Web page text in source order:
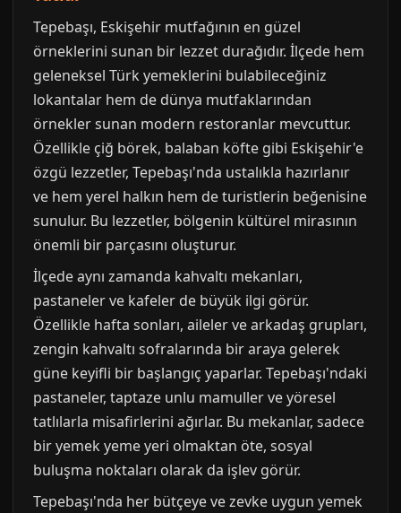
Tepebaşı, Eskişehir mutfağının en güzel
örneklerini sunan bir lezzet durağıdır. İlçede hem
geleneksel Türk yemeklerini bulabileceğiniz
lokantalar hem de dünya mutfaklarından
örnekler sunan modern restoranlar mevcuttur.
Özellikle çiğ börek, balaban köfte gibi Eskişehir'e
özgü lezzetler, Tepebaşı'nda ustalıkla hazırlanır
ve hem yerel halkın hem de turistlerin beğenisine
sunulur. Bu lezzetler, bölgenin kültürel mirasının
önemli bir parçasını oluşturur.
İlçede aynı zamanda kahvaltı mekanları,
pastaneler ve kafeler de büyük ilgi görür.
Özellikle hafta sonları, aileler ve arkadaş grupları,
zengin kahvaltı sofralarında bir araya gelerek
güne keyifli bir başlangıç yaparlar. Tepebaşı'ndaki
pastaneler, taptaze unlu mamuller ve yöresel
tatlılarla misafirlerini ağırlar. Bu mekanlar, sadece
bir yemek yeme yeri olmaktan öte, sosyal
buluşma noktaları olarak da işlev görür.
Tepebaşı'nda her bütçeye ve zevke uygun yemek